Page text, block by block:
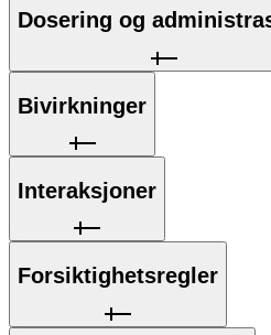
Dosering og
Bivirkninger
Interaksjoner
Forsiktighetsregler